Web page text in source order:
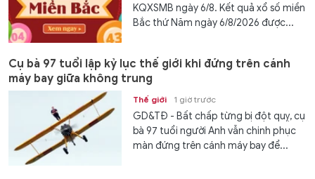
KQXSMB ngày 6/8. Kết quả xổ số miền
Bắc thứ Năm ngày 6/8/2026 được...
Cụ bà 97 tuổi lập kỷ lục thế giới khi đứng trên cánh
máy bay giữa không trung
Thế giới 1 giờ trước
GD&TĐ - Bất chấp từng bị đột quỵ, cụ
bà 97 tuổi người Anh vẫn chinh phục
màn đứng trên cánh máy bay để...